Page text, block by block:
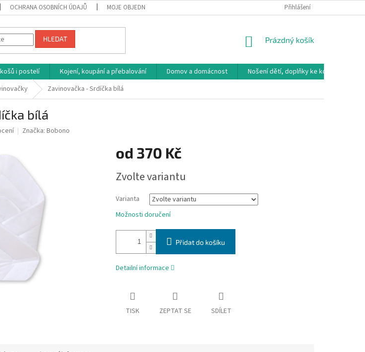
OCHRANA OSOBNÍCH ÚDAJŮ MOJE OBJEDNÁVKA DOPRAVA, PLATBY A
Přihlášení
HLEDAT
NÁKUPNÍ
Prázdný košík
i postelí Kojení, koupání a přebalování Domov a domácnost
Nošení dětí, doplňky ke kočárkům
Zavinovačka - Srdíčka bílá
bílá
Značka: Bobono
od 370 Kč
cena:
Zvolte variantu
Varianta
Možnosti doručení
Přidat do košíku
Detailní informace
TISK ZEPTAT SE SDÍLET